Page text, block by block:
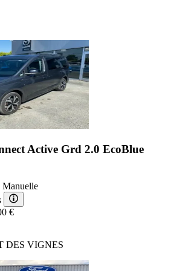
Active Grd 2.0 EcoBlue
Manuelle
€
DES VIGNES